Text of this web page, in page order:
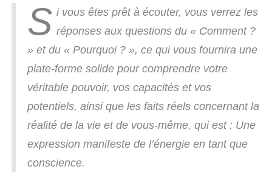
S i vous êtes prêt à écouter, vous verrez les
réponses aux questions du « Comment ?
» et du « Pourquoi ? », ce qui vous fournira une
plate-forme solide pour comprendre votre
véritable pouvoir, vos capacités et vos
potentiels, ainsi que les faits réels concernant la
réalité de la vie et de vous-même, qui est : Une
expression manifeste de l’énergie en tant que
conscience.